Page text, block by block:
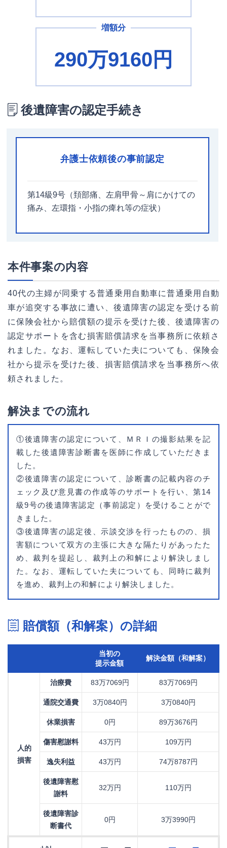
増額分
290万9160 円
後遺障害の認定手続き
弁護士依頼後の事前認定
第14級9号（頚部痛、左肩甲骨～肩にかけての
痛み、左環指・小指の痺れ等の症状）
本件事案の内容
40代の主婦が同乗する普通乗用自動車に普通乗用自動
車が追突する事故に遭い、後遺障害の認定を受ける前
に保険会社から賠償額の提示を受けた後、後遺障害の
認定サポートを含む損害賠償請求を当事務所に依頼さ
れました。なお、運転していた夫についても、保険会
社から提示を受けた後、損害賠償請求を当事務所へ依
頼されました。
解決までの流れ
①後遺障害の認定について、ＭＲＩの撮影結果を記
載した後遺障害診断書を医師に作成していただきま
した。
②後遺障害の認定について、診断書の記載内容のチ
ェック及び意見書の作成等のサポートを行い、第14
級9号の後遺障害認定（事前認定）を受けることがで
きました。
③後遺障害の認定後、示談交渉を行ったものの、損
害額について双方の主張に大きな隔たりがあったた
め、裁判を提起し、裁判上の和解により解決しまし
た。なお、運転していた夫についても、同時に裁判
を進め、裁判上の和解により解決しました。
賠償額（和解案）の詳細
当初の
提示金額
解決金額（和解案）
人的
損害
治療費 83万7069円 83万7069円
通院交通費 3万0840円 3万0840円
休業損害 0円 89万3676円
傷害慰謝料 43万円 109万円
逸失利益 43万円 74万8787円
後遺障害慰
謝料
32万円 110万円
後遺障害診
断書代
0円 3万3990円